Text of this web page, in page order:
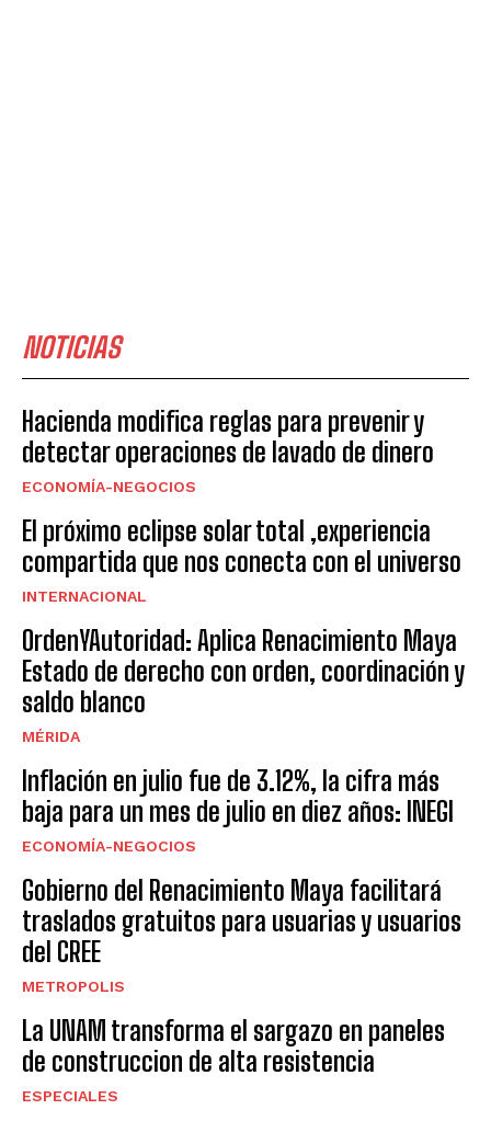
NOTICIAS
Hacienda modifica reglas para prevenir y
detectar operaciones de lavado de dinero
ECONOMÍA-NEGOCIOS
El próximo eclipse solar total ,experiencia
compartida que nos conecta con el universo
INTERNACIONAL
OrdenYAutoridad: Aplica Renacimiento Maya
Estado de derecho con orden, coordinación y
saldo blanco
MÉRIDA
Inflación en julio fue de 3.12%, la cifra más
baja para un mes de julio en diez años: INEGI
ECONOMÍA-NEGOCIOS
Gobierno del Renacimiento Maya facilitará
traslados gratuitos para usuarias y usuarios
del CREE
METROPOLIS
La UNAM transforma el sargazo en paneles
de construccion de alta resistencia
ESPECIALES